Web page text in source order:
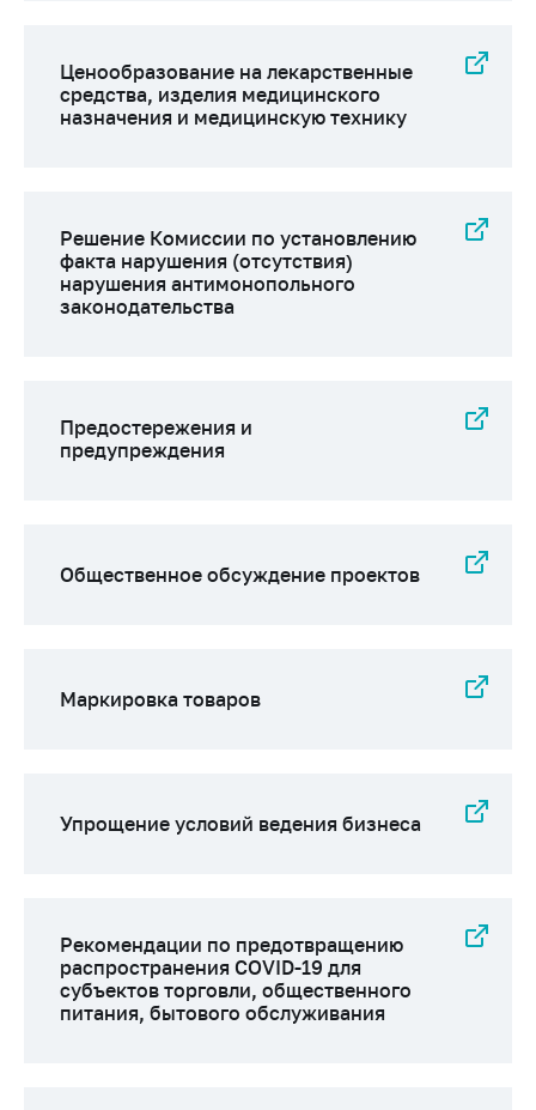
Ценообразование на лекарственные
средства, изделия медицинского
назначения и медицинскую технику
Решение Комиссии по установлению
факта нарушения (отсутствия)
нарушения антимонопольного
законодательства
Предостережения и
предупреждения
Общественное обсуждение проектов
Маркировка товаров
Упрощение условий ведения бизнеса
Рекомендации по предотвращению
распространения COVID-19 для
субъектов торговли, общественного
питания, бытового обслуживания